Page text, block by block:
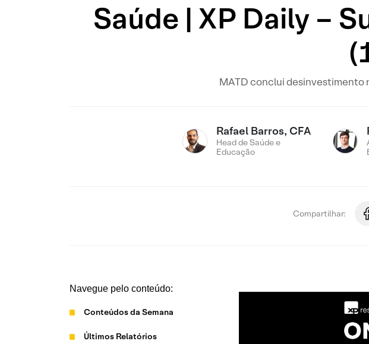
Saúde | XP Daily –
MATD conclui desinvestimento
Rafael Barros, CFA
Head de Saúde e
Educação
Compartilhar:
Navegue pelo conteúdo:
Conteúdos da Semana
Últimos Relatórios